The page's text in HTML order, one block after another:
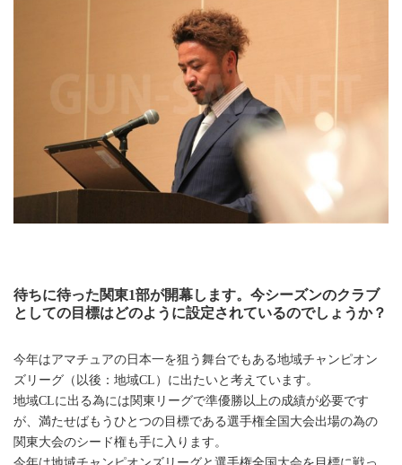
待ちに待った関東1部が開幕します。今シーズンのクラブ
としての目標はどのように設定されているのでしょうか？
今年はアマチュアの日本一を狙う舞台でもある地域チャンピオン
ズリーグ（以後：地域CL）に出たいと考えています。
地域CLに出る為には関東リーグで準優勝以上の成績が必要です
が、満たせばもうひとつの目標である選手権全国大会出場の為の
関東大会のシード権も手に入ります。